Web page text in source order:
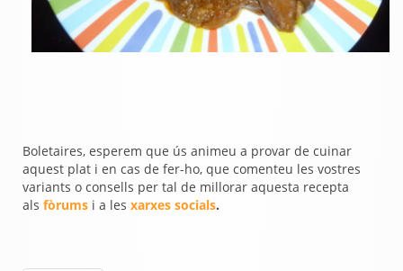
Boletaires, esperem que ús animeu a provar de cuinar
aquest plat i en cas de fer-ho, que comenteu les vostres
variants o consells per tal de millorar aquesta recepta
als fòrums i a les xarxes socials.